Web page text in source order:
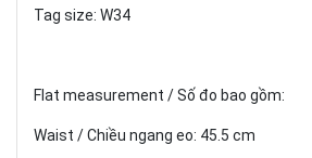
Tag size: W34
Flat measurement / Số đo bao gồm:
Waist / Chiều ngang eo: 45.5 cm